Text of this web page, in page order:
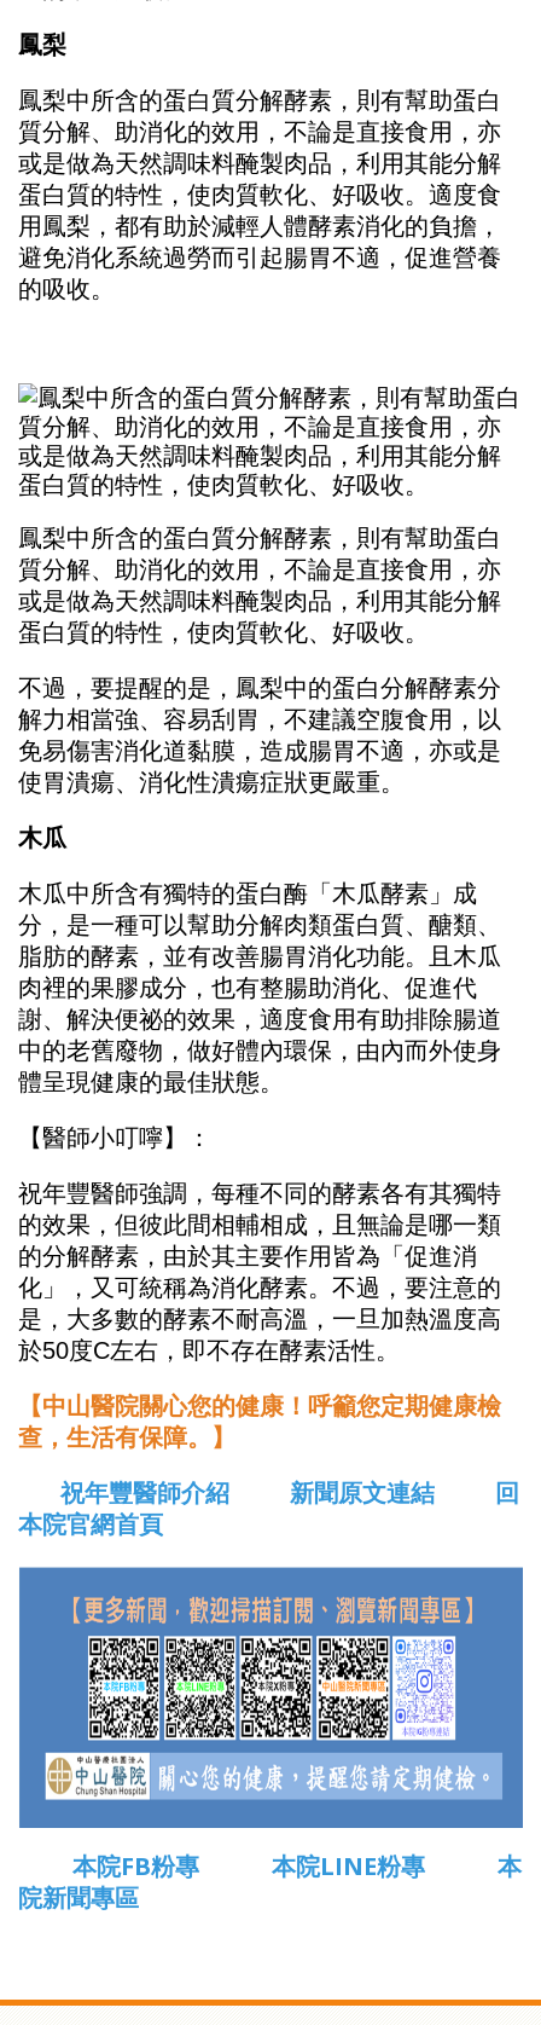
鳳梨
鳳梨中所含的蛋白質分解酵素，則有幫助蛋白
質分解、助消化的效用，不論是直接食用，亦
或是做為天然調味料醃製肉品，利用其能分解
蛋白質的特性，使肉質軟化、好吸收。適度食
用鳳梨，都有助於減輕人體酵素消化的負擔，
避免消化系統過勞而引起腸胃不適，促進營養
的吸收。
鳳梨中所含的蛋白質分解酵素，則有幫助蛋白
質分解、助消化的效用，不論是直接食用，亦
或是做為天然調味料醃製肉品，利用其能分解
蛋白質的特性，使肉質軟化、好吸收。
不過，要提醒的是，鳳梨中的蛋白分解酵素分
解力相當強、容易刮胃，不建議空腹食用，以
免易傷害消化道黏膜，造成腸胃不適，亦或是
使胃潰瘍、消化性潰瘍症狀更嚴重。
木瓜
木瓜中所含有獨特的蛋白酶「木瓜酵素」成
分，是一種可以幫助分解肉類蛋白質、醣類、
脂肪的酵素，並有改善腸胃消化功能。且木瓜
肉裡的果膠成分，也有整腸助消化、促進代
謝、解決便祕的效果，適度食用有助排除腸道
中的老舊廢物，做好體內環保，由內而外使身
體呈現健康的最佳狀態。
【醫師小叮嚀】：
祝年豐醫師強調，每種不同的酵素各有其獨特
的效果，但彼此間相輔相成，且無論是哪一類
的分解酵素，由於其主要作用皆為「促進消
化」，又可統稱為消化酵素。不過，要注意的
是，大多數的酵素不耐高溫，一旦加熱溫度高
於50度C左右，即不存在酵素活性。
【中山醫院關心您的健康！呼籲您定期健康檢
查，生活有保障。】
祝年豐醫師介紹
新聞原文連結
回
本院官網首頁
本院FB粉專 本院LINE粉專
本
院新聞專區